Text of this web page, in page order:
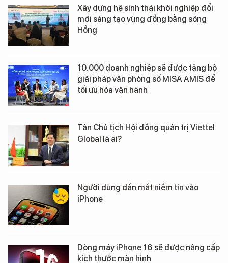
Xây dựng hệ sinh thái khởi nghiệp đổi
mới sáng tạo vùng đồng bằng sông
Hồng
10.000 doanh nghiệp sẽ được tặng bộ
giải pháp văn phòng số MISA AMIS để
tối ưu hóa vận hành
Tân Chủ tịch Hội đồng quản trị Viettel
Global là ai?
Người dùng dần mất niềm tin vào
iPhone
Dòng máy iPhone 16 sẽ được nâng cấp
kích thước màn hình